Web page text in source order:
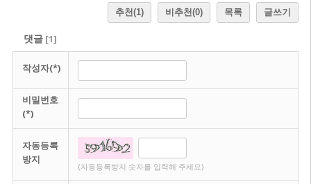
추천(1) 비추천(0) 목록 글쓰기
댓글[1]
작성자(*)
비밀번호
(*)
자동등록
방지
(자동등록방지 숫자를 입력해 주세요)